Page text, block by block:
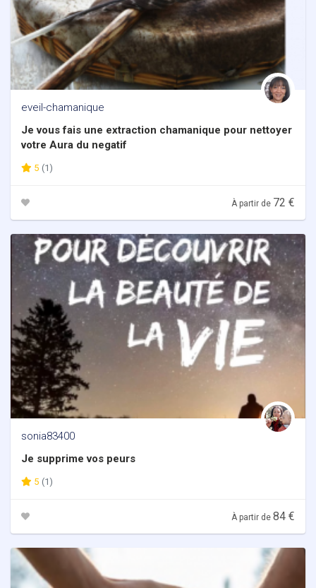
eveil-chamanique
Je vous fais une extraction chamanique pour nettoyer
votre Aura du negatif
5 (1)
À partir de 72 €
sonia83400
Je supprime vos peurs
5 (1)
À partir de 84 €